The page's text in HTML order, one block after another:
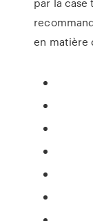
en matière